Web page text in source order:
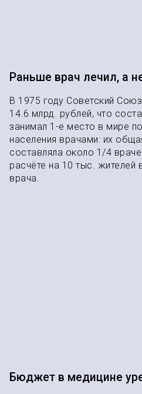
Раньше врач лечил, а
В 1975 году Советский
14.6 млрд. рублей, что
занимал 1-е место в мире
населения врачами: их
составляла около 1/4
расчёте на 10 тыс. жителей
врача.
Бюджет в медицине